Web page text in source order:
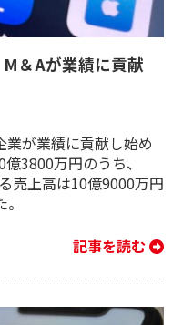
M＆Aが業績に貢献
が業績に貢献し始め
3800万円のうち、
売上高は10億9000万円
記事を読む